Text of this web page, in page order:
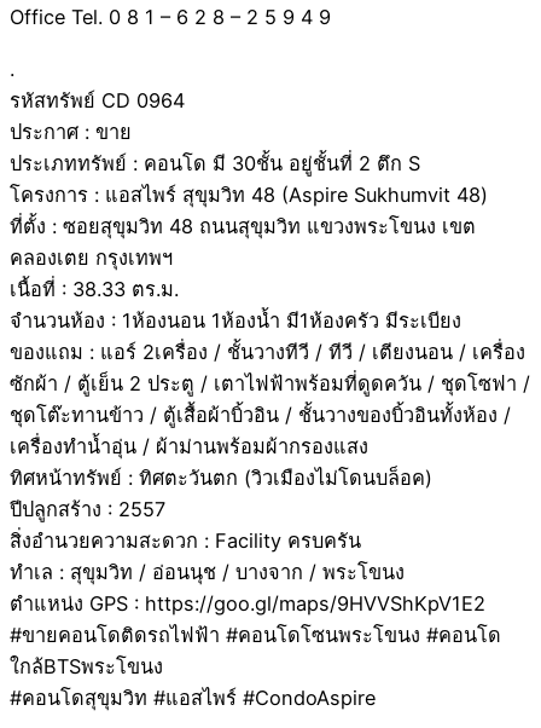
Office Tel. 0 8 1 – 6 2 8 – 2 5 9 4 9
.
รหัสทรัพย์ CD 0964
ประกาศ : ขาย
ประเภททรัพย์ : คอนโด มี 30ชั้น อยู่ชั้นที่ 2 ตึก S
โครงการ : แอสไพร์ สุขุมวิท 48 (Aspire Sukhumvit 48)
ที่ตั้ง : ซอยสุขุมวิท 48 ถนนสุขุมวิท แขวงพระโขนง เขต
คลองเตย กรุงเทพฯ
เนื้อที่ : 38.33 ตร.ม.
จำนวนห้อง : 1ห้องนอน 1ห้องน้ำ มี1ห้องครัว มีระเบียง
ของแถม : แอร์ 2เครื่อง / ชั้นวางทีวี / ทีวี / เตียงนอน / เครื่อง
ซักผ้า / ตู้เย็น 2 ประตู / เตาไฟฟ้าพร้อมที่ดูดควัน / ชุดโซฟา /
ชุดโต๊ะทานข้าว / ตู้เสื้อผ้าบิ้วอิน / ชั้นวางของบิ้วอินทั้งห้อง /
เครื่องทำน้ำอุ่น / ผ้าม่านพร้อมผ้ากรองแสง
ทิศหน้าทรัพย์ : ทิศตะวันตก (วิวเมืองไม่โดนบล็อค)
ปีปลูกสร้าง : 2557
สิ่งอำนวยความสะดวก : Facility ครบครัน
ทำเล : สุขุมวิท / อ่อนนุช / บางจาก / พระโขนง
ตำแหน่ง GPS : https://goo.gl/maps/9HVVShKpV1E2
#ขายคอนโดติดรถไฟฟ้า #คอนโดโซนพระโขนง #คอนโด
ใกล้BTSพระโขนง
#คอนโดสุขุมวิท #แอสไพร์ #CondoAspire